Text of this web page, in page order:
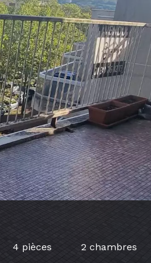
4 pièces 2 chambres